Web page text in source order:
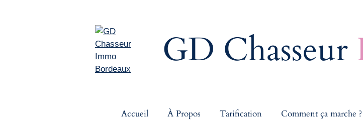
GD Chasseur
Accueil À Propos Tarification Comment ça marche ?